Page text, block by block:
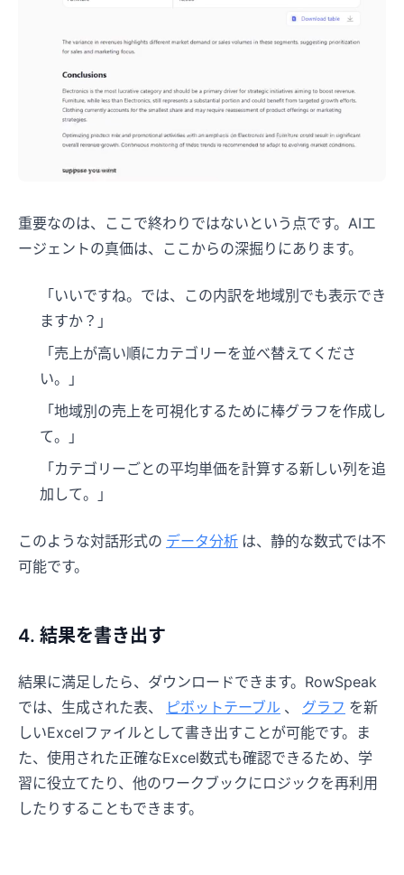
重要なのは、ここで終わりではないという点です。AIエ
ージェントの真価は、ここからの深掘りにあります。
「いいですね。では、この内訳を地域別でも表示でき
ますか？」
「売上が高い順にカテゴリーを並べ替えてくださ
い。」
「地域別の売上を可視化するために棒グラフを作成し
て。」
「カテゴリーごとの平均単価を計算する新しい列を追
加して。」
このような対話形式の データ分析 は、静的な数式では不
可能です。
4. 結果を書き出す
結果に満足したら、ダウンロードできます。RowSpeak
では、生成された表、
ピボットテーブル 、 グラフ を新
しいExcelファイルとして書き出すことが可能です。ま
た、使用された正確なExcel数式も確認できるため、学
習に役立てたり、他のワークブックにロジックを再利用
したりすることもできます。